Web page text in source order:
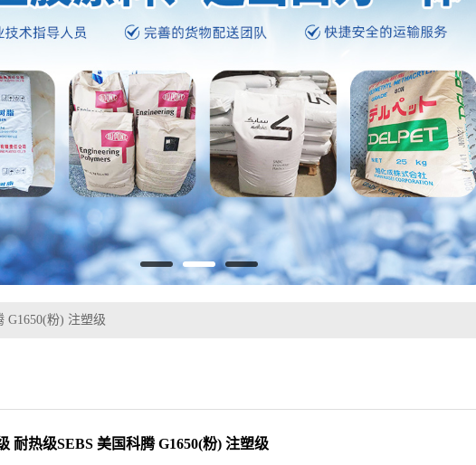
G1650(粉) 注塑级
耐热级SEBS 美国科腾 G1650(粉) 注塑级